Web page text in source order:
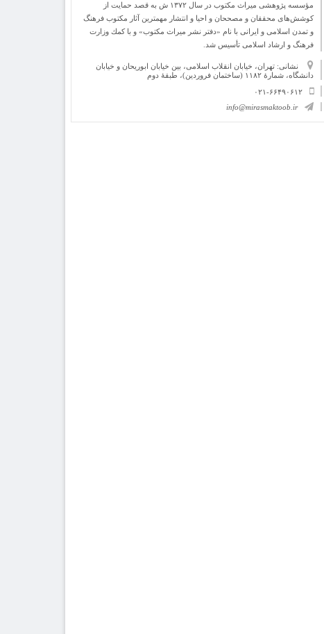
مؤسسه پژوهشی میراث مكتوب در سال ۱۳۷۲ ش به قصد حمایت از
كوشش‌های محققان و مصححان و احیا و انتشار مهمترین آثار مكتوب فرهنگ
و تمدن اسلامی و ایرانی با نام «دفتر نشر میراث مكتوب» و با كمك وزارت
فرهنگ و ارشاد اسلامی تأسیس شد.
نشانی: تهران، خیابان انقلاب اسلامی، بین خیابان ابوریحان و خیابان
دانشگاه، شمارۀ ۱۱۸۲ (ساختمان فروردین)، طبقۀ دوم
۰۲۱-۶۶۴۹۰۶۱۲
info@mirasmaktoob.ir